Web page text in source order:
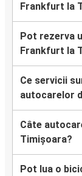
Frankfurt la
Pot rezerva
Frankfurt la
Ce servicii
autocarelor
Câte
Timișoara?
Pot lua o